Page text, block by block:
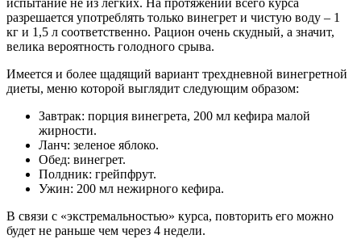
испытание не из легких. На протяжении всего курса
разрешается употреблять только винегрет и чистую воду – 1
кг и 1,5 л соответственно. Рацион очень скудный, а значит,
велика вероятность голодного срыва.
Имеется и более щадящий вариант трехдневной винегретной
диеты, меню которой выглядит следующим образом:
Завтрак: порция винегрета, 200 мл кефира малой
жирности.
Ланч: зеленое яблоко.
Обед: винегрет.
Полдник: грейпфрут.
Ужин: 200 мл нежирного кефира.
В связи с «экстремальностью» курса, повторить его можно
будет не раньше чем через 4 недели.